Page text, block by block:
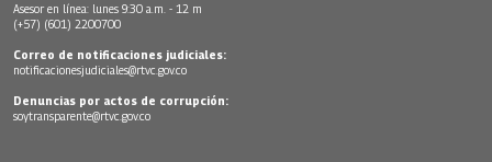
Asesor en línea: lunes 9:30 a.m. - 12 m
(+57) (601) 2200700
Correo de notificaciones judiciales:
notificacionesjudiciales@rtvc.gov.co
Denuncias por actos de corrupción:
soytransparente@rtvc.gov.co